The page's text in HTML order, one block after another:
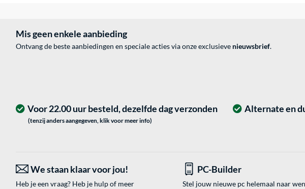
Mis geen enkele aanbieding
Ontvang de beste aanbiedingen en speciale acties via onze exclusieve nieuwsbrief.
Alternate en
Voor 22.00 uur besteld, dezelfde dag verzonden
(tenzij anders aangegeven, klik voor meer info)
We staan klaar voor jou!
Heb je een vraag? Heb je hulp of meer
PC-Builder
Stel jouw nieuwe pc helemaal naar